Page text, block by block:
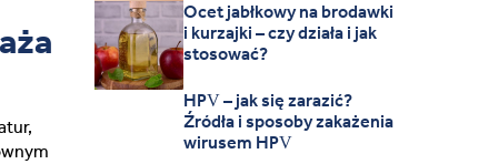
Ocet jabłkowy na brodawki
i kurzajki – czy działa i jak
stosować?
HPV – jak się zarazić?
Źródła i sposoby zakażenia
wirusem HPV